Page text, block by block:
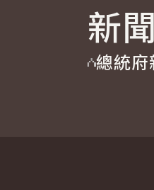
國家氣候變遷對策
重要談話
總統府新聞
影音頻道
賴清德總統
參觀資訊新
總統府